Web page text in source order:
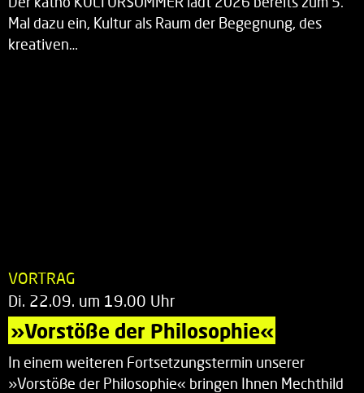
Mal dazu ein, Kultur als Raum der Begegnung, des
kreativen…
VORTRAG
Di. 22.09. um 19.00 Uhr
»Vorstöße der Philosophie«
In einem weiteren Fortsetzungstermin unserer
»Vorstöße der Philosophie« bringen Ihnen Mechthild